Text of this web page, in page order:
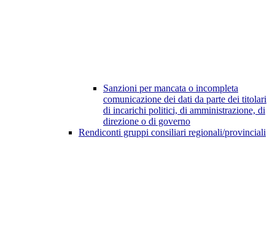
Sanzioni per mancata o incompleta
comunicazione dei dati da parte dei titolari
di incarichi politici, di amministrazione, di
direzione o di governo
Rendiconti gruppi consiliari regionali/provinciali